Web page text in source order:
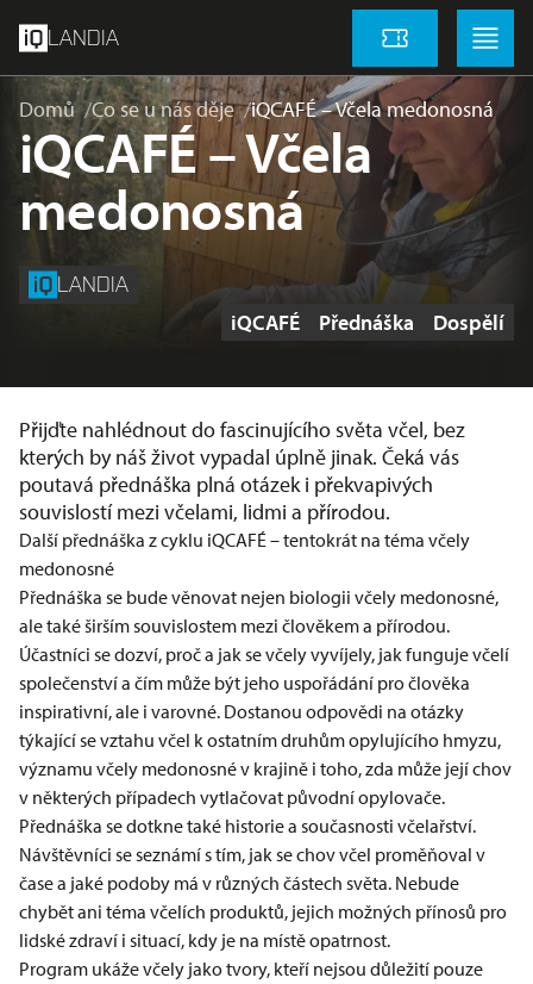
LANDIA Vstupenky
Menu
Domů Co se u nás děje iQCAFÉ – Včela medonosná
iQCAFÉ – Včela
medonosná
LANDIA
Štítky
iQCAFÉ Přednáška Dospělí
Přijďte nahlédnout do fascinujícího světa včel, bez
kterých by náš život vypadal úplně jinak. Čeká vás
poutavá přednáška plná otázek i překvapivých
souvislostí mezi včelami, lidmi a přírodou.
Další přednáška z cyklu iQCAFÉ – tentokrát na téma včely
medonosné
Přednáška se bude věnovat nejen biologii včely medonosné,
ale také širším souvislostem mezi člověkem a přírodou.
Účastníci se dozví, proč a jak se včely vyvíjely, jak funguje včelí
společenství a čím může být jeho uspořádání pro člověka
inspirativní, ale i varovné. Dostanou odpovědi na otázky
týkající se vztahu včel k ostatním druhům opylujícího hmyzu,
významu včely medonosné v krajině i toho, zda může její chov
v některých případech vytlačovat původní opylovače.
Přednáška se dotkne také historie a současnosti včelařství.
Návštěvníci se seznámí s tím, jak se chov včel proměňoval v
čase a jaké podoby má v různých částech světa. Nebude
chybět ani téma včelích produktů, jejich možných přínosů pro
lidské zdraví i situací, kdy je na místě opatrnost.
Program ukáže včely jako tvory, kteří nejsou důležití pouze